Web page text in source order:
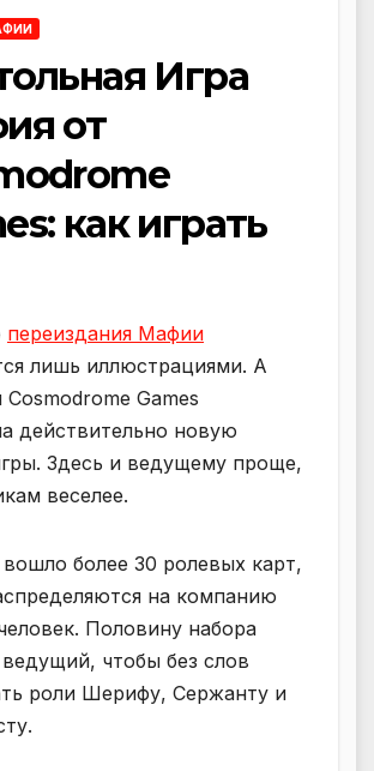
Игра
от
как играть
переиздания Мафии
лишь иллюстрациями. А
Games
действительно новую
Здесь и ведущему проще,
веселее.
более 30 ролевых карт,
на компанию
Половину набора
ведущий, чтобы без слов
роли Шерифу, Сержанту и